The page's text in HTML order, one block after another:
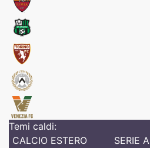
Temi caldi:
CALCIO ESTERO
SERIE A